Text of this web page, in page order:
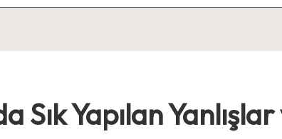
Sık Yapılan